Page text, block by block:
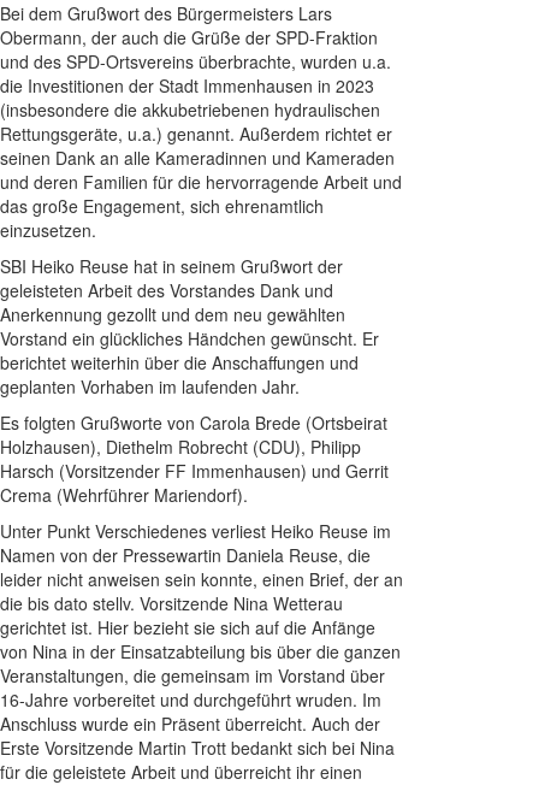
Bei dem Grußwort des Bürgermeisters Lars
Obermann, der auch die Grüße der SPD-Fraktion
und des SPD-Ortsvereins überbrachte, wurden u.a.
die Investitionen der Stadt Immenhausen in 2023
(insbesondere die akkubetriebenen hydraulischen
Rettungsgeräte, u.a.) genannt. Außerdem richtet er
seinen Dank an alle Kameradinnen und Kameraden
und deren Familien für die hervorragende Arbeit und
das große Engagement, sich ehrenamtlich
einzusetzen.
SBI Heiko Reuse hat in seinem Grußwort der
geleisteten Arbeit des Vorstandes Dank und
Anerkennung gezollt und dem neu gewählten
Vorstand ein glückliches Händchen gewünscht. Er
berichtet weiterhin über die Anschaffungen und
geplanten Vorhaben im laufenden Jahr.
Es folgten Grußworte von Carola Brede (Ortsbeirat
Holzhausen), Diethelm Robrecht (CDU), Philipp
Harsch (Vorsitzender FF Immenhausen) und Gerrit
Crema (Wehrführer Mariendorf).
Unter Punkt Verschiedenes verliest Heiko Reuse im
Namen von der Pressewartin Daniela Reuse, die
leider nicht anweisen sein konnte, einen Brief, der an
die bis dato stellv. Vorsitzende Nina Wetterau
gerichtet ist. Hier bezieht sie sich auf die Anfänge
von Nina in der Einsatzabteilung bis über die ganzen
Veranstaltungen, die gemeinsam im Vorstand über
16-Jahre vorbereitet und durchgeführt wruden. Im
Anschluss wurde ein Präsent überreicht. Auch der
Erste Vorsitzende Martin Trott bedankt sich bei Nina
für die geleistete Arbeit und überreicht ihr einen